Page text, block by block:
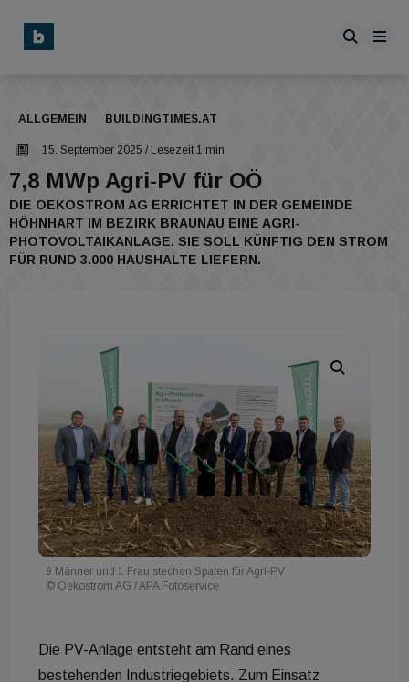
ALLGEMEIN BUILDINGTIMES.AT
15. September 2025 / Lesezeit 1 min
7,8 MWp Agri-PV für OÖ
DIE OEKOSTROM AG ERRICHTET IN DER GEMEINDE
HÖHNHART IM BEZIRK BRAUNAU EINE AGRI-
PHOTOVOLTAIKANLAGE. SIE SOLL KÜNFTIG DEN STROM
FÜR RUND 3.000 HAUSHALTE LIEFERN.
9 Männer und 1 Frau stechen Spaten für Agri-PV
© Oekostrom AG / APA Fotoservice
Die PV-Anlage entsteht am Rand eines
bestehenden Industriegebiets. Zum Einsatz